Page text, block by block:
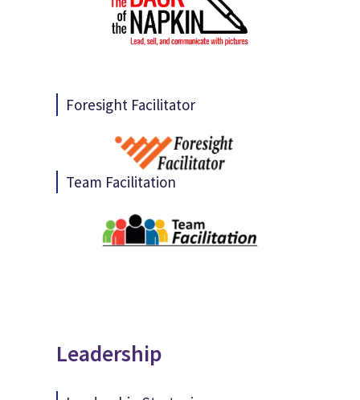
Foresight Facilitator
Team Facilitation
Leadership